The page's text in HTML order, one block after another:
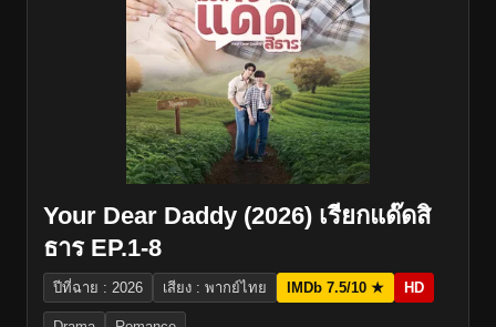
Your Dear Daddy (2026) เรียกแด๊ดสิ
ธาร EP.1-8
ปีที่ฉาย : 2026 เสียง : พากย์ไทย IMDb 7.5/10 ★ HD